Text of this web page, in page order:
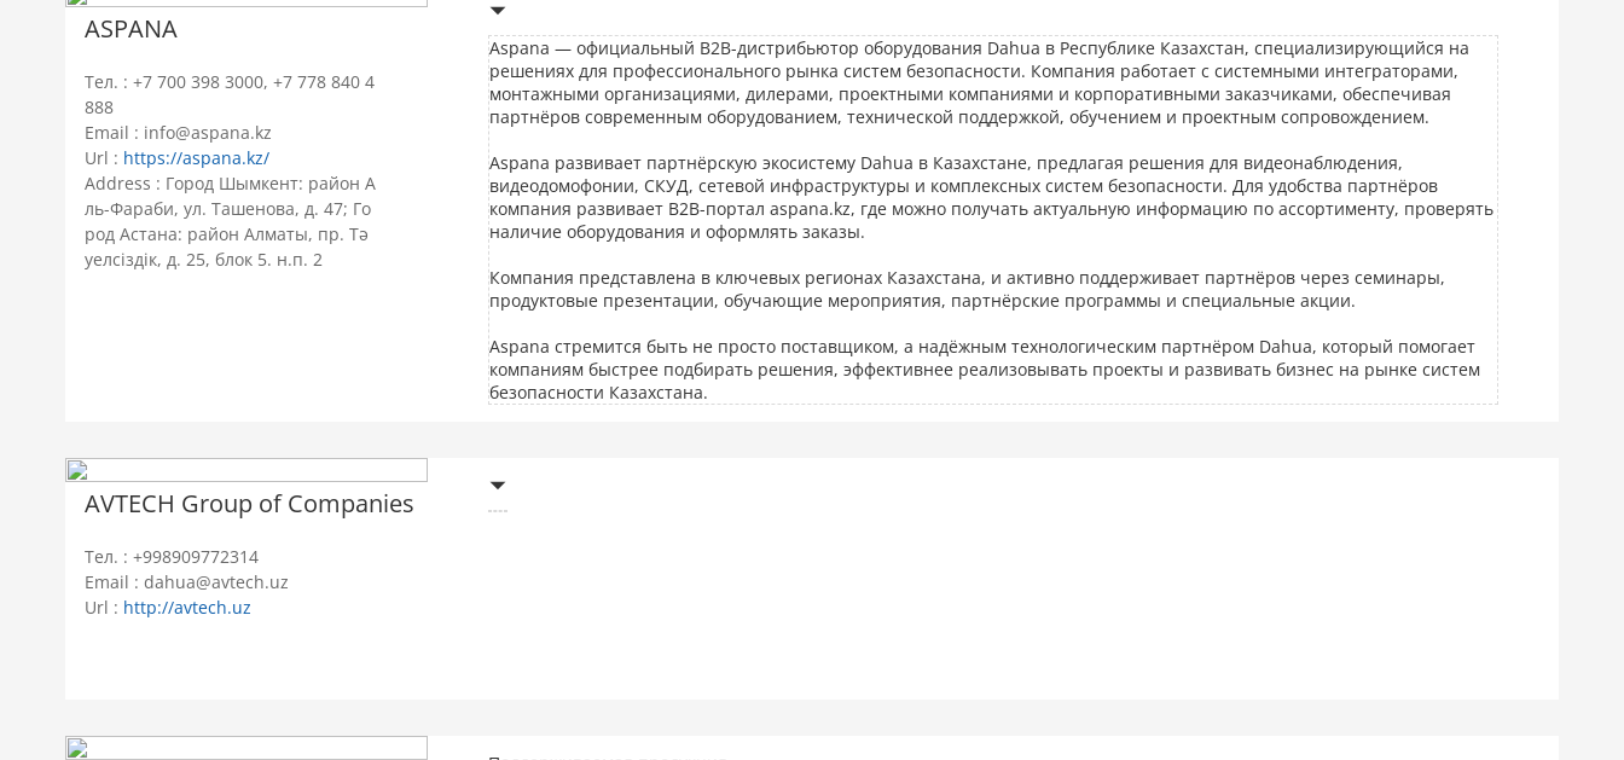
ASPANA
Тел. : +7 700 398 3000, +7 778 840 4
888
Email : info@aspana.kz
Url : https://aspana.kz/
Address : Город Шымкент: район А
ль-Фараби, ул. Ташенова, д. 47; Го
род Астана: район Алматы, пр. Тә
уелсіздік, д. 25, блок 5. н.п. 2
Aspana — официальный B2B-дистрибьютор оборудования Dahua в Республике Казахстан, специализирующийся на
решениях для профессионального рынка систем безопасности. Компания работает с системными интеграторами,
монтажными организациями, дилерами, проектными компаниями и корпоративными заказчиками, обеспечивая
партнёров современным оборудованием, технической поддержкой, обучением и проектным сопровождением.
Aspana развивает партнёрскую экосистему Dahua в Казахстане, предлагая решения для видеонаблюдения,
видеодомофонии, СКУД, сетевой инфраструктуры и комплексных систем безопасности. Для удобства партнёров
компания развивает B2B-портал aspana.kz, где можно получать актуальную информацию по ассортименту, проверять
наличие оборудования и оформлять заказы.
Компания представлена в ключевых регионах Казахстана, и активно поддерживает партнёров через семинары,
продуктовые презентации, обучающие мероприятия, партнёрские программы и специальные акции.
Aspana стремится быть не просто поставщиком, а надёжным технологическим партнёром Dahua, который помогает
компаниям быстрее подбирать решения, эффективнее реализовывать проекты и развивать бизнес на рынке систем
безопасности Казахстана.
AVTECH Group of Companies
Тел. : +998909772314
Email : dahua@avtech.uz
Url : http://avtech.uz